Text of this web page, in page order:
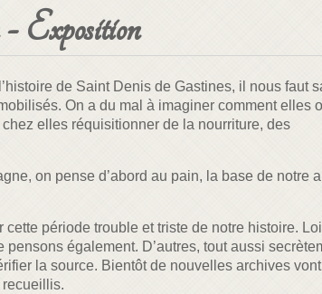
Exposition
de Saint Denis de Gastines, il nous faut
On a du mal à imaginer comment
elles réquisitionner de la nourriture, des
on pense d’abord au pain, la base de
cette période trouble et triste de notre histoire.
pensons également. D’autres, tout aussi
la source. Bientôt de nouvelles archives